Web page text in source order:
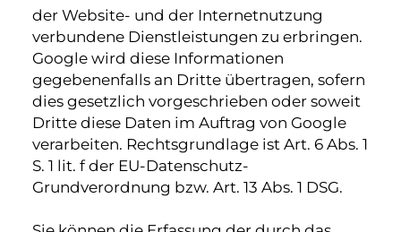
der Website- und der Internetnutzung
verbundene Dienstleistungen zu erbringen.
Google wird diese Informationen
gegebenenfalls an Dritte übertragen, sofern
dies gesetzlich vorgeschrieben oder soweit
Dritte diese Daten im Auftrag von Google
verarbeiten. Rechtsgrundlage ist Art. 6 Abs. 1
S. 1 lit. f der EU-Datenschutz-
Grundverordnung bzw. Art. 13 Abs. 1 DSG.